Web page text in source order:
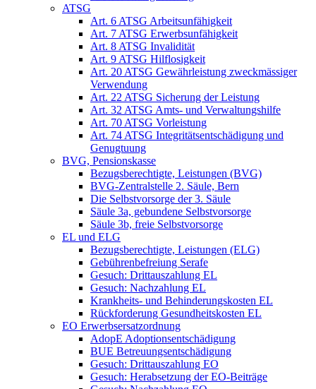
ATSG
Art. 6 ATSG Arbeitsunfähigkeit
Art. 7 ATSG Erwerbsunfähigkeit
Art. 8 ATSG Invalidität
Art. 9 ATSG Hilflosigkeit
Art. 20 ATSG Gewährleistung zweckmässiger
Verwendung
Art. 22 ATSG Sicherung der Leistung
Art. 32 ATSG Amts- und Verwaltungshilfe
Art. 70 ATSG Vorleistung
Art. 74 ATSG Integritätsentschädigung und
Genugtuung
BVG, Pensionskasse
Bezugsberechtigte, Leistungen (BVG)
BVG-Zentralstelle 2. Säule, Bern
Die Selbstvorsorge der 3. Säule
Säule 3a, gebundene Selbstvorsorge
Säule 3b, freie Selbstvorsorge
EL und ELG
Bezugsberechtigte, Leistungen (ELG)
Gebührenbefreiung Serafe
Gesuch: Drittauszahlung EL
Gesuch: Nachzahlung EL
Krankheits- und Behinderungskosten EL
Rückforderung Gesundheitskosten EL
EO Erwerbsersatzordnung
AdopE Adoptionsentschädigung
BUE Betreuungsentschädigung
Gesuch: Drittauszahlung EO
Gesuch: Herabsetzung der EO-Beiträge